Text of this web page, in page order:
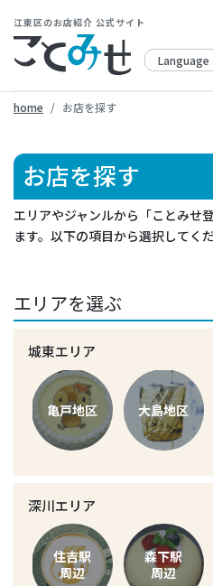
江東区のお店紹介 公式サイト
home お店を探す
お店を探す
エリアやジャンルから「ことみせ
ます。以下の項目から選択してくだ
エリアを選ぶ
城東エリア
亀戸地区 大島地区
深川エリア
住吉駅
周辺
森下駅
周辺